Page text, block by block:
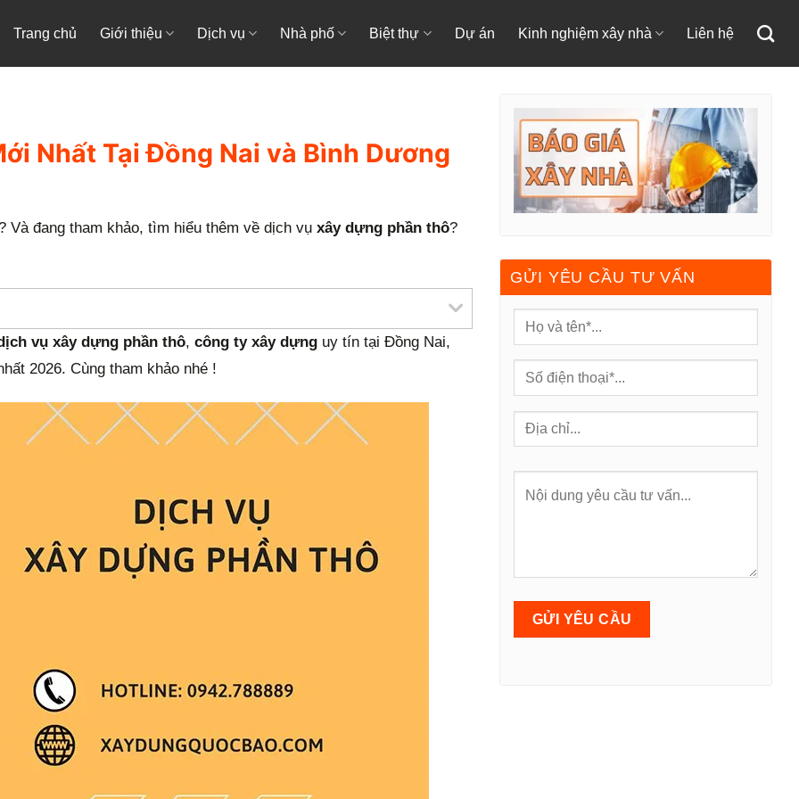
Trang chủ Giới thiệu Dịch vụ Nhà phố Biệt thự Dự án Kinh nghiệm xây nhà Liên hệ
Nhất Tại Đồng Nai và Bình Dương
đang tham khảo, tìm hiểu thêm về dịch vụ xây dựng phần thô?
vụ xây dựng phần thô, công ty xây dựng uy tín tại Đồng Nai,
2026. Cùng tham khảo nhé !
GỬI YÊU CẦU TƯ VẤN